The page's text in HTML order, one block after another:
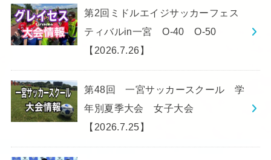
第2回ミドルエイジサッカーフェス
ティバルin一宮 O-40 O-50
【2026.7.26】
第48回 一宮サッカースクール 学
年別夏季大会 女子大会
【2026.7.25】